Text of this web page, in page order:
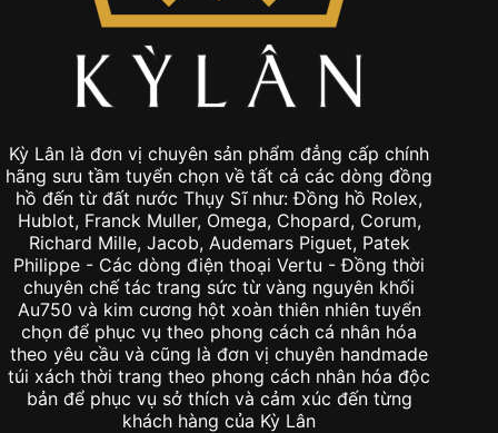
Kỳ Lân là đơn vị chuyên sản phẩm đẳng cấp chính
hãng sưu tầm tuyển chọn về tất cả các dòng đồng
hồ đến từ đất nước Thụy Sĩ như: Đồng hồ Rolex,
Hublot, Franck Muller, Omega, Chopard, Corum,
Richard Mille, Jacob, Audemars Piguet, Patek
Philippe - Các dòng điện thoại Vertu - Đồng thời
chuyên chế tác trang sức từ vàng nguyên khối
Au750 và kim cương hột xoàn thiên nhiên tuyển
chọn để phục vụ theo phong cách cá nhân hóa
theo yêu cầu và cũng là đơn vị chuyên handmade
túi xách thời trang theo phong cách nhân hóa độc
bản để phục vụ sở thích và cảm xúc đến từng
khách hàng của Kỳ Lân